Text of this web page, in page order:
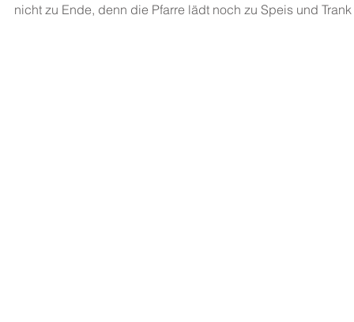
nicht zu Ende, denn die Pfarre lädt noch zu Speis und